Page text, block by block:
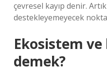
çevresel kayıp denir.
destekleyemeyecek
Ekosistem
demek?